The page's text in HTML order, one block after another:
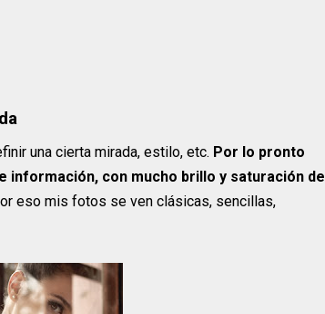
una cierta mirada, estilo, etc. Por lo pronto
información, con mucho brillo y saturación de
eso mis fotos se ven clásicas, sencillas,